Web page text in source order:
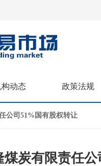
构动态 政策法规
公司51%国有股权转让
炭有限责任